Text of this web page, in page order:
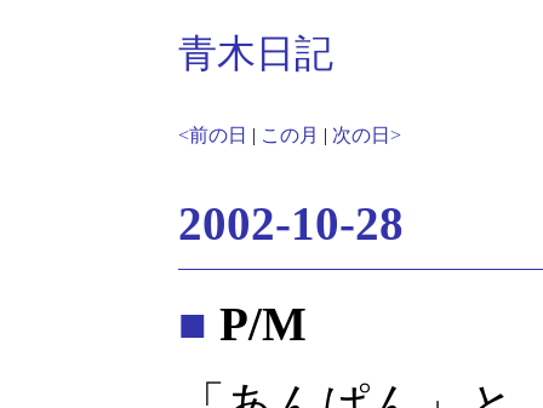
青木日記
<前の日 | この月 | 次の日>
2002-10-28
■ P/M